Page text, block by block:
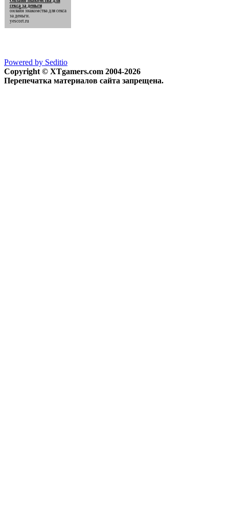
секса за деньги
онлайн знакомства для секса
за деньги.
yescort.ru
Powered by Seditio
Copyright © XTgamers.com 2004-2026
Перепечатка материалов сайта запрещена.